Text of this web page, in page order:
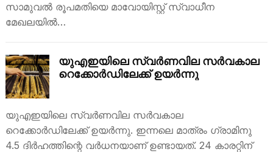
സാമുവല്‍ രൂപമതിയെ മാവോയിസ്റ്റ് സ്വാധീന
മേഖലയില്‍…
യുഎഇയിലെ സ്വര്‍ണവില സര്‍വകാല
റെക്കോര്‍ഡിലേക്ക് ഉയര്‍ന്നു
യുഎഇയിലെ സ്വര്‍ണവില സര്‍വകാല
റെക്കോര്‍ഡിലേക്ക് ഉയര്‍ന്നു. ഇന്നലെ മാത്രം ഗ്രാമിനു
4.5 ദിര്‍ഹത്തിന്റെ വര്‍ധനയാണ് ഉണ്ടായത്. 24 കാരറ്റിന്